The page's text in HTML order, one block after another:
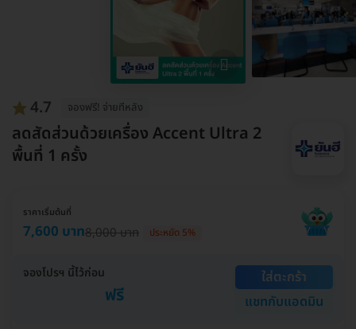
4.7 จองฟรี! จ่ายทีหลัง
ลดสัดส่วนด้วยเครื่อง Accent Ultra 2
พื้นที่ 1 ครั้ง
ราคาเริ่มต้นที่
7,600 บาท8,000 บาท ประหยัด 5%
จองโปรฯ นี้ไว้ก่อน
ฟรี
ใส่ตะกร้า
แชทกับแอดมิน